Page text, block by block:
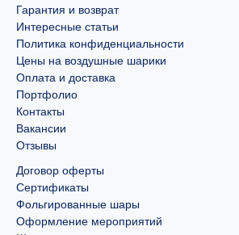
Гарантия и возврат
Интересные статьи
Политика конфиденциальности
Цены на воздушные шарики
Оплата и доставка
Портфолио
Контакты
Вакансии
Отзывы
Договор оферты
Сертификаты
Фольгированные шары
Оформление мероприятий